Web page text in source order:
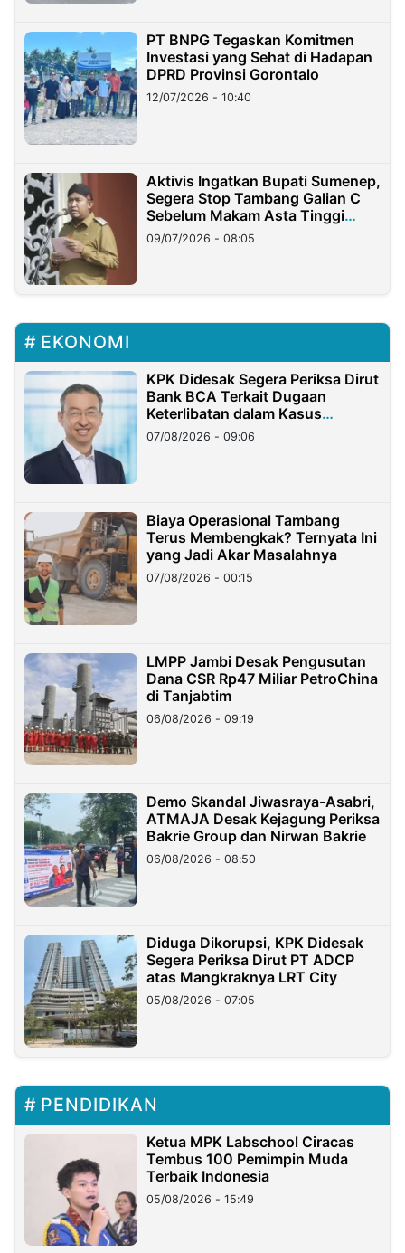
PT BNPG Tegaskan Komitmen
Investasi yang Sehat di Hadapan
DPRD Provinsi Gorontalo
12/07/2026 - 10:40
Aktivis Ingatkan Bupati Sumenep,
Segera Stop Tambang Galian C
Sebelum Makam Asta Tinggi
Longsor
09/07/2026 - 08:05
EKONOMI
KPK Didesak Segera Periksa Dirut
Bank BCA Terkait Dugaan
Keterlibatan dalam Kasus
Hilangnya Dana Nasabah Rp2,58
Miliar
07/08/2026 - 09:06
Biaya Operasional Tambang
Terus Membengkak? Ternyata Ini
yang Jadi Akar Masalahnya
07/08/2026 - 00:15
LMPP Jambi Desak Pengusutan
Dana CSR Rp47 Miliar PetroChina
di Tanjabtim
06/08/2026 - 09:19
Demo Skandal Jiwasraya-Asabri,
ATMAJA Desak Kejagung Periksa
Bakrie Group dan Nirwan Bakrie
06/08/2026 - 08:50
Diduga Dikorupsi, KPK Didesak
Segera Periksa Dirut PT ADCP
atas Mangkraknya LRT City
05/08/2026 - 07:05
PENDIDIKAN
Ketua MPK Labschool Ciracas
Tembus 100 Pemimpin Muda
Terbaik Indonesia
05/08/2026 - 15:49